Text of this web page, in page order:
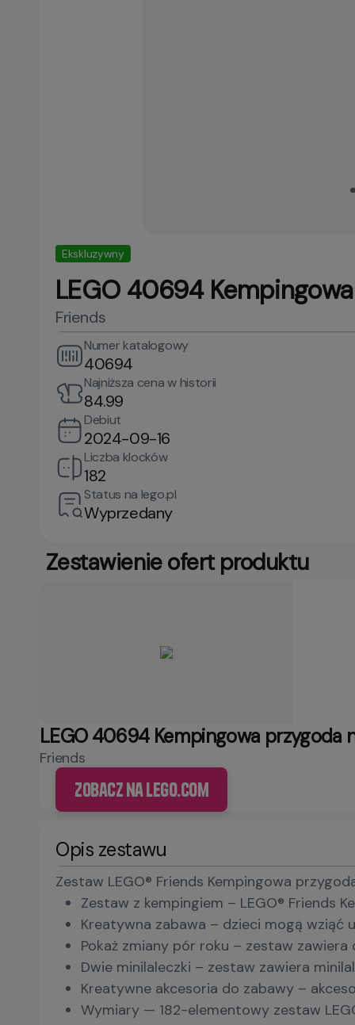
Ekskluzywny
LEGO 40694
Friends
Numer katalogowy
40694
Najniższa cena w historii
84.99
Debiut
2024-09-16
Liczba klocków
182
Status na lego.pl
Wyprzedany
Zestawienie ofert produktu
LEGO 40694 Kempingowa przygoda
Friends
Zobacz na LEGO.com
Opis zestawu
Zestaw LEGO® Friends Kempingowa
Zestaw z kempingiem – LEGO® Friends
Kreatywna zabawa – dzieci mogą wziąć
Pokaż zmiany pór roku – zestaw
Dwie minilaleczki – zestaw zawiera
Kreatywne akcesoria do zabawy –
Wymiary — 182-elementowy zestaw